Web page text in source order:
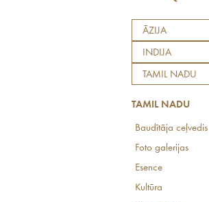
ĀZIJA
INDIJA
TAMIL NADU
TAMIL NADU
Baudītāja ceļvedis
Foto galerijas
Esence
Kultūra